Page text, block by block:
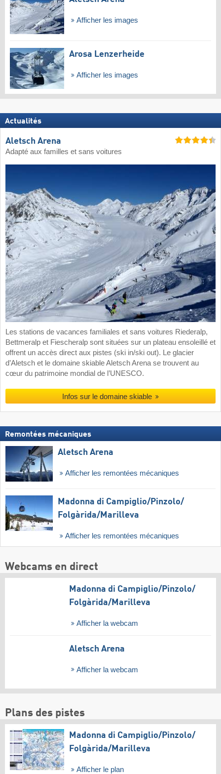
Afficher les images
Arosa Lenzerheide
Afficher les images
Actualités
Aletsch Arena
Adapté aux familles et sans voitures
Les stations de vacances familiales et sans voitures Riederalp,
Bettmeralp et Fiescheralp sont situées sur un plateau ensoleillé et
offrent un accès direct aux pistes (ski in/ski out). Le glacier
d’Aletsch et le domaine skiable Aletsch Arena se trouvent au
cœur du patrimoine mondial de l’UNESCO.
Infos sur le domaine skiable
Remontées mécaniques
Aletsch Arena
Afficher les remontées mécaniques
Madonna di Campiglio/​Pinzolo/​
Folgàrida/​Marilleva
Afficher les remontées mécaniques
Webcams en direct
Madonna di Campiglio/​Pinzolo/​
Folgàrida/​Marilleva
Afficher la webcam
Aletsch Arena
Afficher la webcam
Plans des pistes
Madonna di Campiglio/​Pinzolo/​
Folgàrida/​Marilleva
Afficher le plan